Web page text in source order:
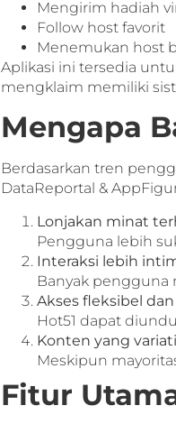
Mengirim hadiah
Follow host favorit
Menemukan host
Aplikasi ini tersedia
mengklaim memiliki
Mengapa
Berdasarkan tren
DataReportal &
Lonjakan minat
Pengguna lebih
Interaksi lebih
Banyak pengguna
Akses fleksibel
Hot51 dapat
Konten yang
Meskipun
Fitur